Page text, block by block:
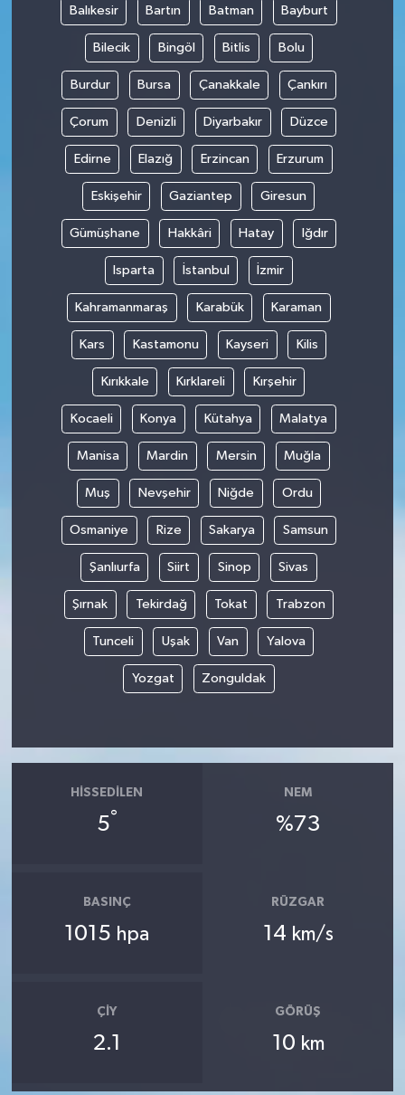
Balıkesir Bartın Batman Bayburt
Bilecik Bingöl Bitlis Bolu
Burdur Bursa Çanakkale Çankırı
Çorum Denizli Diyarbakır Düzce
Edirne Elazığ Erzincan Erzurum
Eskişehir Gaziantep Giresun
Gümüşhane Hakkâri Hatay Iğdır
Isparta İstanbul İzmir
Kahramanmaraş Karabük Karaman
Kars Kastamonu Kayseri Kilis
Kırıkkale Kırklareli Kırşehir
Kocaeli Konya Kütahya Malatya
Manisa Mardin Mersin Muğla
Muş Nevşehir Niğde Ordu
Osmaniye Rize Sakarya Samsun
Şanlıurfa Siirt Sinop Sivas
Şırnak Tekirdağ Tokat Trabzon
Tunceli Uşak Van Yalova
Yozgat Zonguldak
HISSEDILEN
5°
NEM
%73
BASINÇ
1015 hpa
RÜZGAR
14 km/s
ÇIY
2.1
GÖRÜŞ
10 km